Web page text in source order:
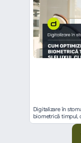
Digitalizare în
biometrică timpul,